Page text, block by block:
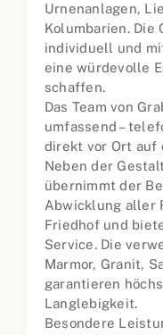
Urnenanlagen,
Kolumbarien. Die
individuell und
eine würdevolle
schaffen.
Das Team von
umfassend –
direkt vor Ort auf
Neben der
übernimmt der
Abwicklung aller
Friedhof und
Service. Die
Marmor, Granit,
garantieren
Langlebigkeit.
Besondere